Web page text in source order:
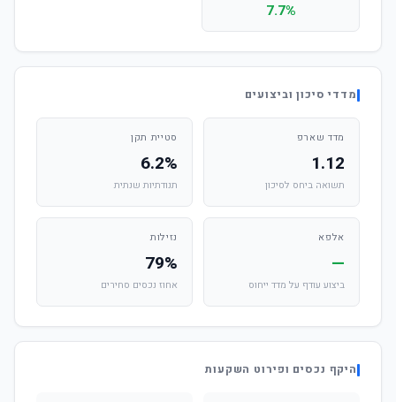
7.7%
מדדי סיכון וביצועים
מדד שארפ
1.12
תשואה ביחס לסיכון
סטיית תקן
6.2%
תנודתיות שנתית
אלפא
—
ביצוע עודף על מדד ייחוס
נזילות
79%
אחוז נכסים סחירים
היקף נכסים ופירוט השקעות